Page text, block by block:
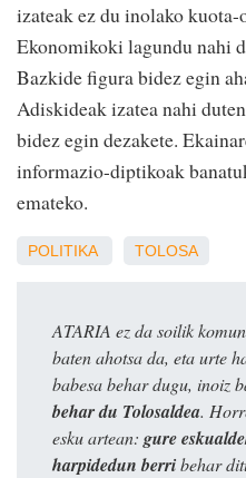
izateak ez du inolako
Ekonomikoki lagundu nahi
Bazkide figura bidez egin
Adiskideak izatea nahi
bidez egin dezakete.
informazio-diptikoak
emateko.
POLITIKA TOLOSA
ATARIA ez da soilik
baten ahotsa da, eta urte
babesa behar dugu, inoiz
behar du Tolosaldea.
esku artean: gure
harpidedun berribehar